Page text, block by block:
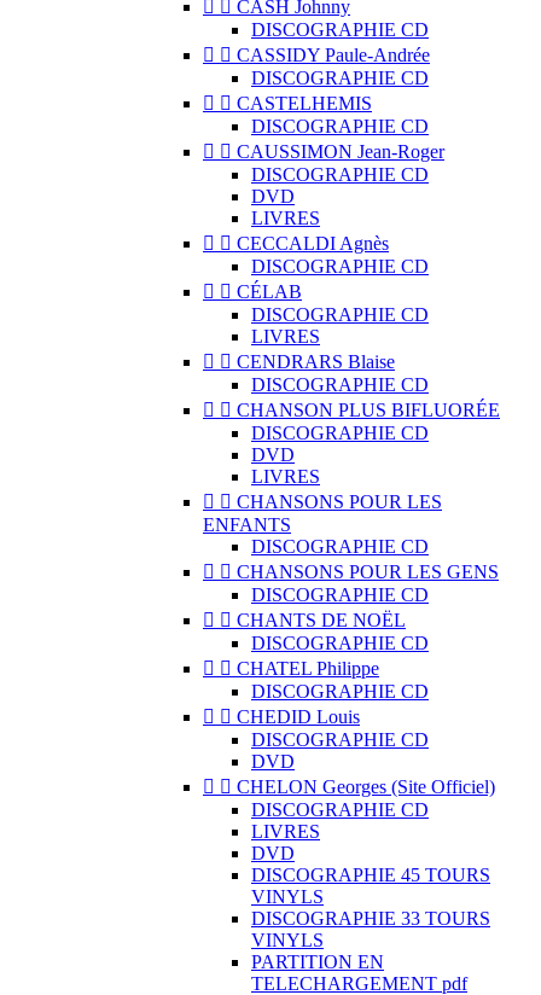
  CASH Johnny
DISCOGRAPHIE CD
  CASSIDY Paule-Andrée
DISCOGRAPHIE CD
  CASTELHEMIS
DISCOGRAPHIE CD
  CAUSSIMON Jean-Roger
DISCOGRAPHIE CD
DVD
LIVRES
  CECCALDI Agnès
DISCOGRAPHIE CD
  CÉLAB
DISCOGRAPHIE CD
LIVRES
  CENDRARS Blaise
DISCOGRAPHIE CD
  CHANSON PLUS BIFLUORÉE
DISCOGRAPHIE CD
DVD
LIVRES
  CHANSONS POUR LES
ENFANTS
DISCOGRAPHIE CD
  CHANSONS POUR LES GENS
DISCOGRAPHIE CD
  CHANTS DE NOËL
DISCOGRAPHIE CD
  CHATEL Philippe
DISCOGRAPHIE CD
  CHEDID Louis
DISCOGRAPHIE CD
DVD
  CHELON Georges (Site Officiel)
DISCOGRAPHIE CD
LIVRES
DVD
DISCOGRAPHIE 45 TOURS
VINYLS
DISCOGRAPHIE 33 TOURS
VINYLS
PARTITION EN
TELECHARGEMENT pdf